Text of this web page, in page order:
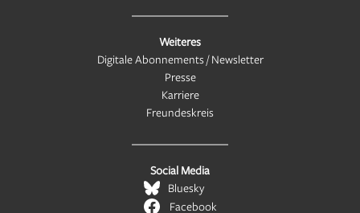
Weiteres
Digitale Abonnements / Newsletter
Presse
Karriere
Freundeskreis
Social Media
Bluesky
Facebook